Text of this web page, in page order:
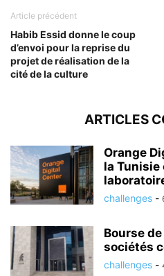
Article précédent
Habib Essid donne le coup
d’envoi pour la reprise du
projet de réalisation de la
cité de la culture
ARTICLES
Orange
la Tunisie
challenges -
Bourse
sociétés
challenges -